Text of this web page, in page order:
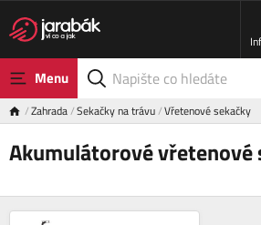
Menu
Zahrada Sekačky na trávu Vřetenové sekačky
Akumulátorové vřetenové